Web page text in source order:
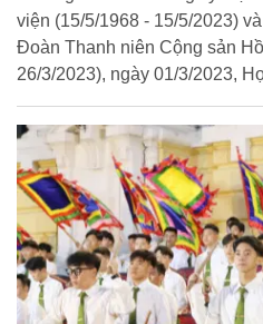
viện (15/5/1968 - 15/5/2023)
Đoàn Thanh niên Cộng sản
26/3/2023), ngày 01/3/2023,
phòng, chống tội phạm về ma
gia là sinh viên chuyên
chống tội phạm về ma túy.